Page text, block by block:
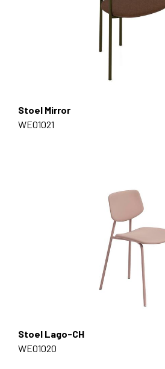
Stoel Mirror
WE01021
Stoel Lago-CH
WE01020